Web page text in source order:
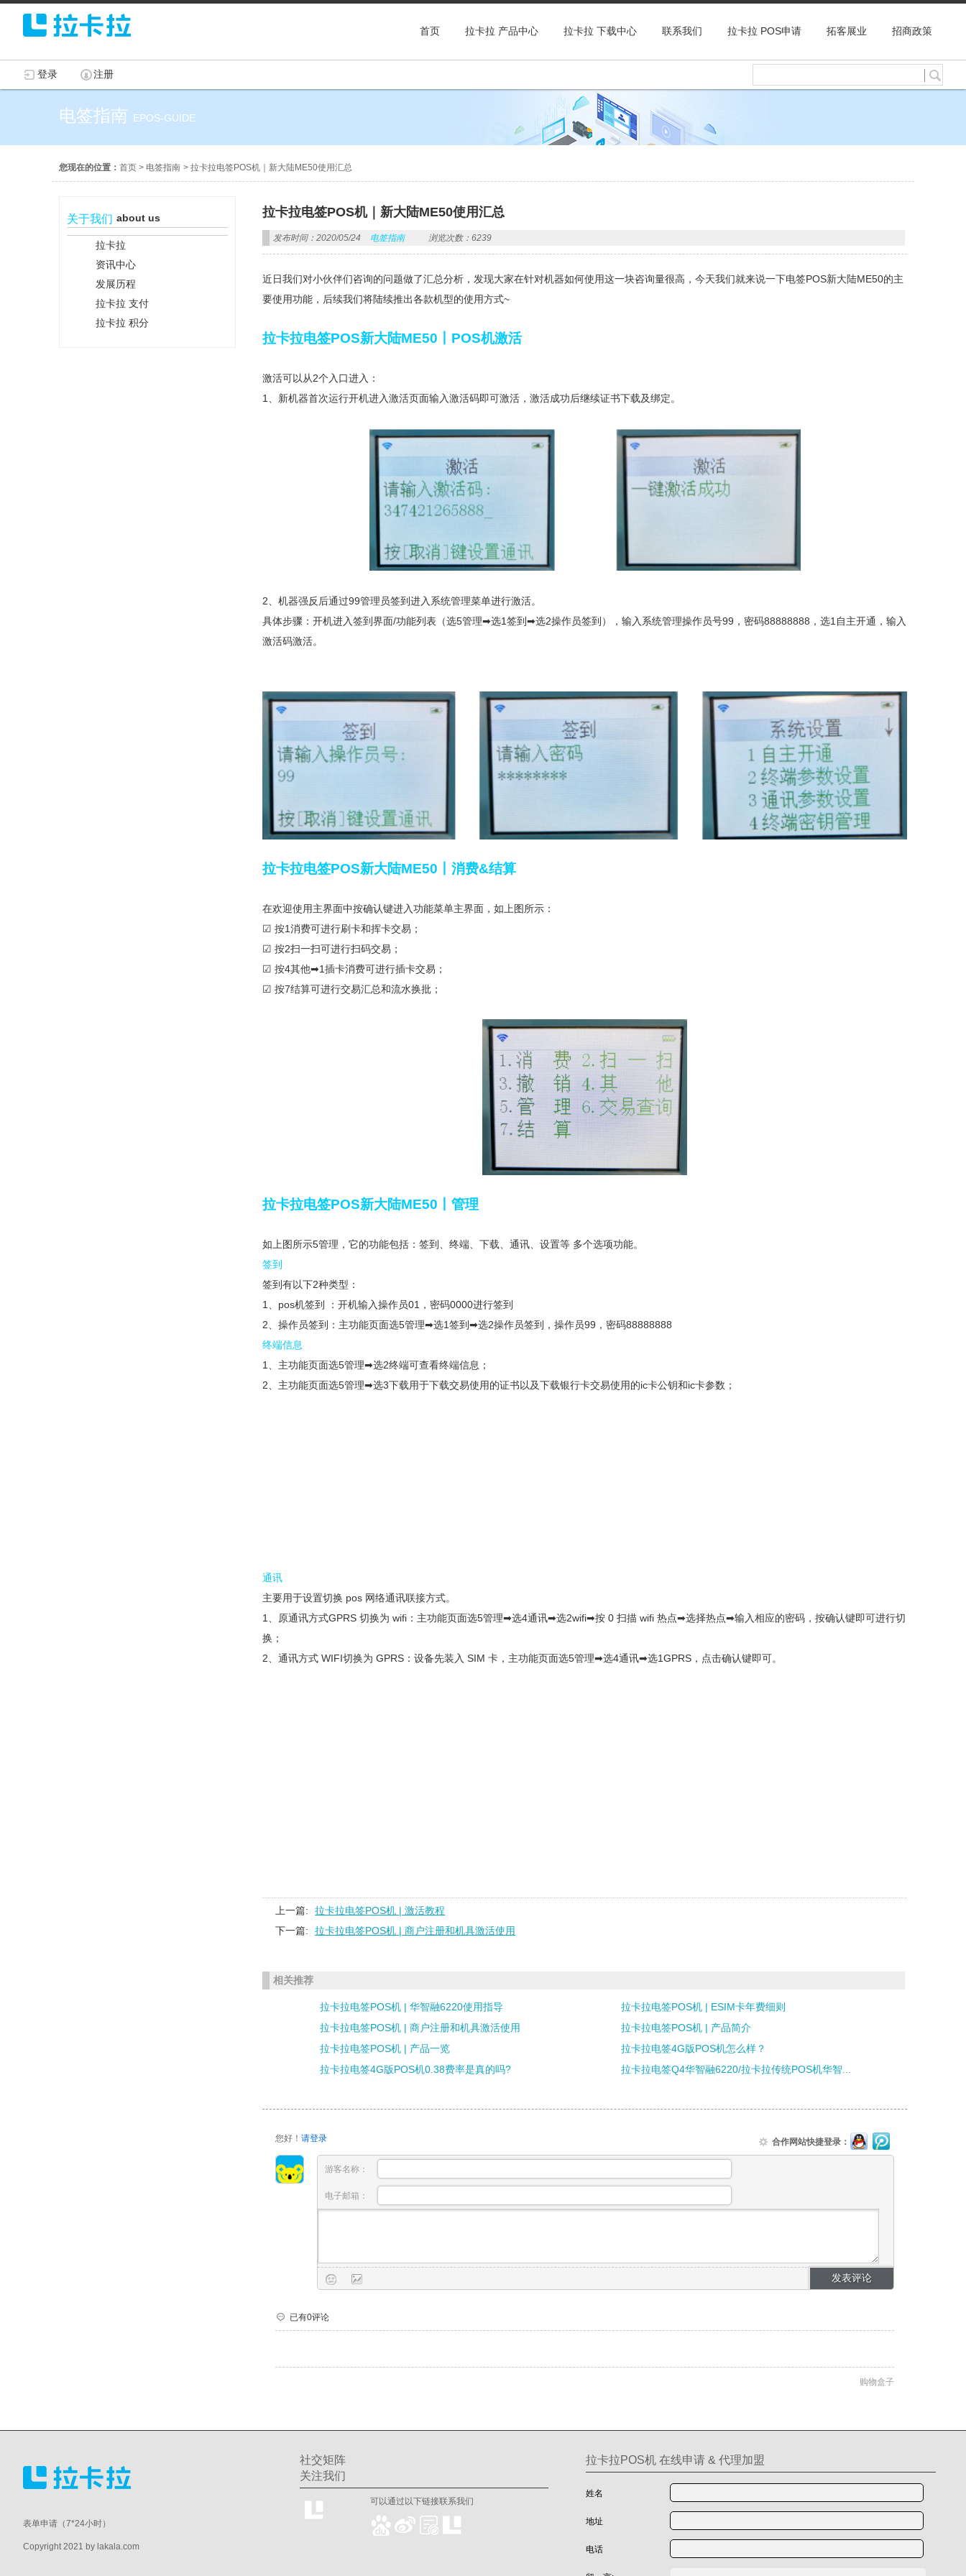
首页 拉卡拉 产品中心 拉卡拉 下载中心 联系我们 拉卡拉 POS申请 拓客展业 招商政策
登录 注册
电签指南 EPOS-GUIDE
您现在的位置： 首页 > 电签指南 > 拉卡拉电签POS机｜新大陆ME50使用汇总
关于我们 about us
拉卡拉
资讯中心
发展历程
拉卡拉 支付
拉卡拉 积分
拉卡拉电签POS机｜新大陆ME50使用汇总
发布时间：2020/05/24 电签指南 浏览次数：6239
近日我们对小伙伴们咨询的问题做了汇总分析，发现大家在针对机器如何使用这一块咨询量很高，今天我们就来说一下电签POS新大陆ME50的主
要使用功能，后续我们将陆续推出各款机型的使用方式~
拉卡拉电签POS新大陆ME50丨POS机激活
激活可以从2个入口进入：
1、新机器首次运行开机进入激活页面输入激活码即可激活，激活成功后继续证书下载及绑定。
2、机器强反后通过99管理员签到进入系统管理菜单进行激活。
具体步骤：开机进入签到界面/功能列表（选5管理➡选1签到➡选2操作员签到），输入系统管理操作员号99，密码88888888，选1自主开通，输入
激活码激活。
拉卡拉电签POS新大陆ME50丨消费&结算
在欢迎使用主界面中按确认键进入功能菜单主界面，如上图所示：
☑ 按1消费可进行刷卡和挥卡交易；
☑ 按2扫一扫可进行扫码交易；
☑ 按4其他➡1插卡消费可进行插卡交易；
☑ 按7结算可进行交易汇总和流水换批；
拉卡拉电签POS新大陆ME50丨管理
如上图所示5管理，它的功能包括：签到、终端、下载、通讯、设置等 多个选项功能。
签到
签到有以下2种类型：
1、pos机签到 ：开机输入操作员01，密码0000进行签到
2、操作员签到：主功能页面选5管理➡选1签到➡选2操作员签到，操作员99，密码88888888
终端信息
1、主功能页面选5管理➡选2终端可查看终端信息；
2、主功能页面选5管理➡选3下载用于下载交易使用的证书以及下载银行卡交易使用的ic卡公钥和ic卡参数；
通讯
主要用于设置切换 pos 网络通讯联接方式。
1、原通讯方式GPRS 切换为 wifi：主功能页面选5管理➡选4通讯➡选2wifi➡按 0 扫描 wifi 热点➡选择热点➡输入相应的密码，按确认键即可进行切
换；
2、通讯方式 WIFI切换为 GPRS：设备先装入 SIM 卡，主功能页面选5管理➡选4通讯➡选1GPRS，点击确认键即可。
上一篇:
拉卡拉电签POS机 | 激活教程
下一篇:
拉卡拉电签POS机 | 商户注册和机具激活使用
相关推荐
拉卡拉电签POS机 | 华智融6220使用指导
拉卡拉电签POS机 | ESIM卡年费细则
拉卡拉电签POS机 | 商户注册和机具激活使用
拉卡拉电签POS机 | 产品简介
拉卡拉电签POS机 | 产品一览
拉卡拉电签4G版POS机怎么样？
拉卡拉电签4G版POS机0.38费率是真的吗?
拉卡拉电签Q4华智融6220/拉卡拉传统POS机华智...
您好！请登录 合作网站快捷登录：
游客名称：
电子邮箱：
已有0评论
购物盒子
表单申请（7*24小时）
Copyright 2021 by lakala.com
社交矩阵
关注我们
可以通过以下链接联系我们
拉卡拉POS机 在线申请 & 代理加盟
姓名
地址
电话